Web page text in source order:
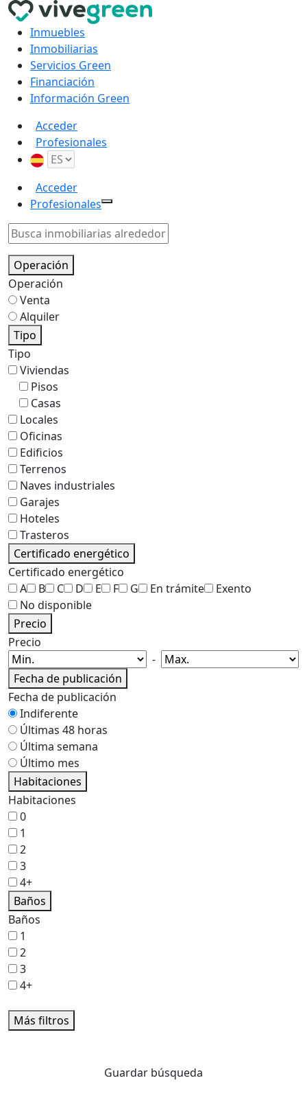
Inmuebles
Inmobiliarias
Servicios Green
Financiación
Información Green
Acceder
Profesionales
Acceder
Profesionales
Operación
Operación
Venta
Alquiler
Tipo
Tipo
Viviendas
Pisos
Casas
Locales
Oficinas
Edificios
Terrenos
Naves industriales
Garajes
Hoteles
Trasteros
Certificado energético
Certificado energético
A
B C D E F G En trámite
Exento
No disponible
Precio
Precio
-
Fecha de publicación
Fecha de publicación
Indiferente
Últimas 48 horas
Última semana
Último mes
Habitaciones
Habitaciones
0
1
2
3
4+
Baños
Baños
1
2
3
4+
Más filtros
Guardar búsqueda